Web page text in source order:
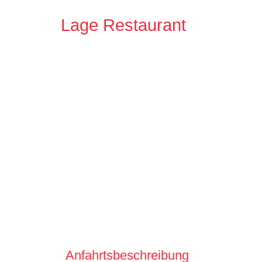
Lage Restaurant
Anfahrtsbeschreibung